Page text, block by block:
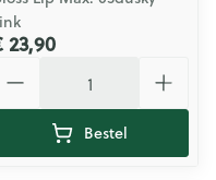
23,90
Bestel